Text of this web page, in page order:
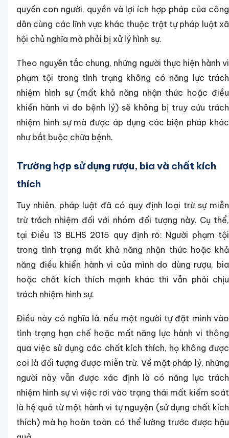
quyền con người, quyền và lợi ích hợp pháp của công
dân cùng các lĩnh vực khác thuộc trật tự pháp luật xã
hội chủ nghĩa mà phải bị xử lý hình sự.
Theo nguyên tắc chung, những người thực hiện hành vi
phạm tội trong tình trạng không có năng lực trách
nhiệm hình sự (mất khả năng nhận thức hoặc điều
khiển hành vi do bệnh lý) sẽ không bị truy cứu trách
nhiệm hình sự mà được áp dụng các biện pháp khác
như bắt buộc chữa bệnh.
Trường hợp sử dụng rượu, bia và chất kích
thích
Tuy nhiên, pháp luật đã có quy định loại trừ sự miễn
trừ trách nhiệm đối với nhóm đối tượng này. Cụ thể,
tại Điều 13 BLHS 2015 quy định rõ: Người phạm tội
trong tình trạng mất khả năng nhận thức hoặc khả
năng điều khiển hành vi của mình do dùng rượu, bia
hoặc chất kích thích mạnh khác thì vẫn phải chịu
trách nhiệm hình sự.
Điều này có nghĩa là, nếu một người tự đặt mình vào
tình trạng hạn chế hoặc mất năng lực hành vi thông
qua việc sử dụng các chất kích thích, họ không được
coi là đối tượng được miễn trừ. Về mặt pháp lý, những
người này vẫn được xác định là có năng lực trách
nhiệm hình sự vì việc rơi vào trạng thái mất kiểm soát
là hệ quả từ một hành vi tự nguyện (sử dụng chất kích
thích) mà họ hoàn toàn có thể lường trước được hậu